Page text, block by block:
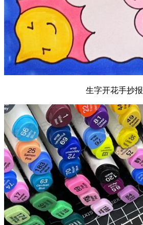
生字开花手抄报